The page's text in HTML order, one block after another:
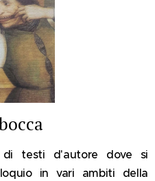
di testi d'autore dove si
in vari ambiti della